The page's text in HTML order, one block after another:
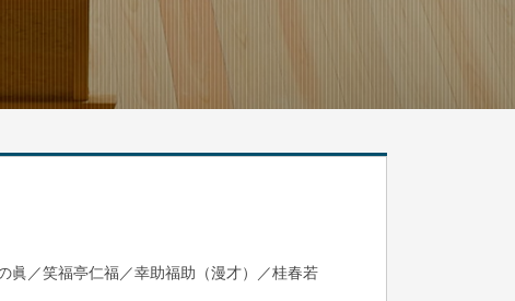
眞／笑福亭仁福／幸助福助（漫才）／桂春若